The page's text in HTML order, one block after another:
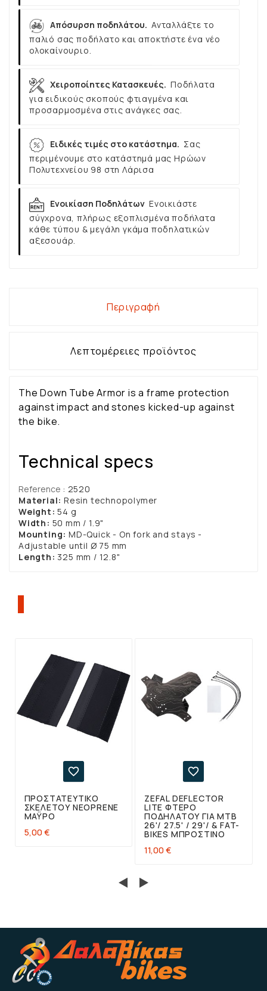
Απόσυρση ποδηλάτου. Ανταλλάξτε το
παλιό σας ποδήλατο και αποκτήστε ένα νέο
ολοκαίνουριο.
Χειροποίητες Κατασκευές. Ποδήλατα
για ειδικούς σκοπούς φτιαγμένα και
προσαρμοσμένα στις ανάγκες σας.
Ειδικές τιμές στο κατάστημα. Σας
περιμένουμε στο κατάστημά μας Ηρώων
Πολυτεχνείου 98 στη Λάρισα
Ενοικίαση Ποδηλάτων Ενοικιάστε
σύγχρονα, πλήρως εξοπλισμένα ποδήλατα
κάθε τύπου & μεγάλη γκάμα ποδηλατικών
αξεσουάρ.
Περιγραφή
Λεπτομέρειες προϊόντος
The Down Tube Armor is a frame protection
against impact and stones kicked-up against
the bike.
Technical specs
Reference : 2520
Material: Resin technopolymer
Weight: 54 g
Width: 50 mm / 1.9"
Mounting: MD-Quick - On fork and stays -
Adjustable until Ø 75 mm
Length: 325 mm / 12.8"

ΠΡΟΣΤΑΤΕΥΤΙΚΌ
ΣΚΕΛΕΤΟΎ NEOPRENE
ΜΆΥΡΟ
5,00 €

ZEFAL DEFLECTOR
LITE ΦΤΕΡΌ
ΠΟΔΗΛΆΤΟΥ ΓΙΑ ΜΤΒ
26'/ 27.5' / 29'/ & FAT-
BIKES ΜΠΡΟΣΤΙΝΌ
11,00 €